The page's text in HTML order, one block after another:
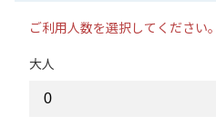
ご利用人数を選択してください。
大人